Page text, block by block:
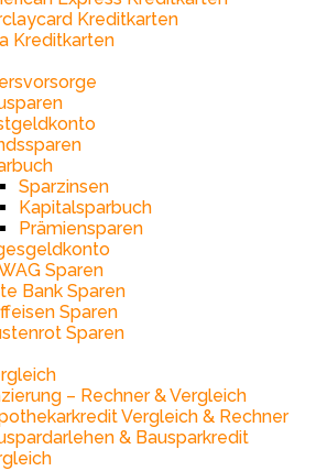
Kreditkarten
Kreditkarten
Sparzinsen
Kapitalsparbuch
Prämiensparen
Sparen
Bank Sparen
Sparen
Sparen
– Rechner & Vergleich
Vergleich & Rechner
& Bausparkredit